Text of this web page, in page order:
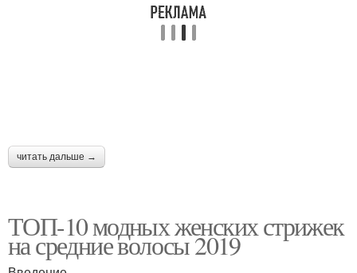
читать дальше →
ТОП-10 модных женских стрижек
на средние волосы 2019